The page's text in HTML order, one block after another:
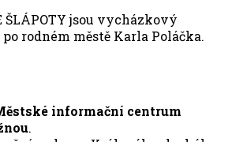
ŠLÁPOTY jsou vycházkový
rodném městě Karla Poláčka.
informační centrum
.